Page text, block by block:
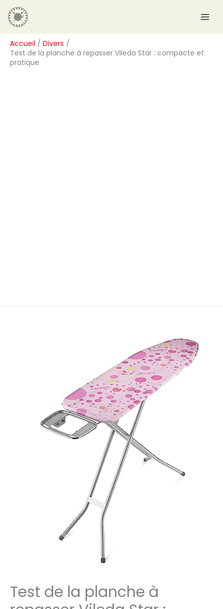
Aller
au
contenu
Accueil
Divers
Test de la planche à repasser Vileda Star : compacte et
pratique
Test de la planche à
R
e
c
h
e